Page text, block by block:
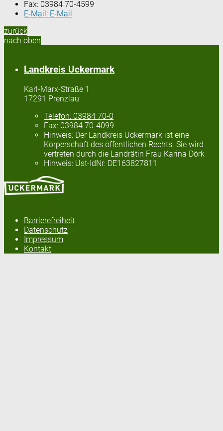
Fax: 03984 70-4599
E-Mail: E-Mail
zurück
nach oben
Landkreis Uckermark
Karl-Marx-Straße 1
17291 Prenzlau
Telefon: 03984 70-0
Fax: 03984 70-4099
Hinweis: Der Landkreis Uckermark ist eine
Körperschaft des öffentlichen Rechts. Sie wird
vertreten durch die Landrätin Frau Karina Dörk
Hinweis: Ust-IdNr: DE163827811
Barrierefreiheit
Datenschutz
Impressum
Kontakt